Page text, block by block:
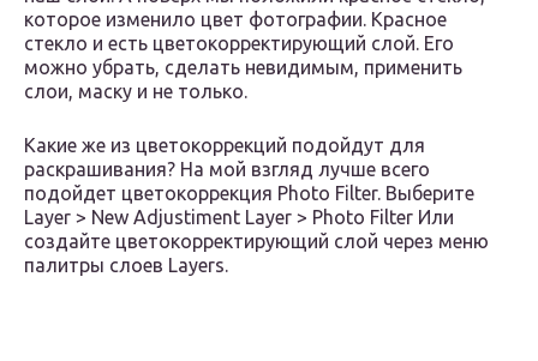
которое изменило цвет фотографии. Красное
стекло и есть цветокорректирующий слой. Его
можно убрать, сделать невидимым, применить
слои, маску и не только.
Какие же из цветокоррекций подойдут для
раскрашивания? На мой взгляд лучше всего
подойдет цветокоррекция Photo Filter. Выберите
Layer > New Adjustiment Layer > Photo Filter Или
создайте цветокорректирующий слой через меню
палитры слоев Layers.